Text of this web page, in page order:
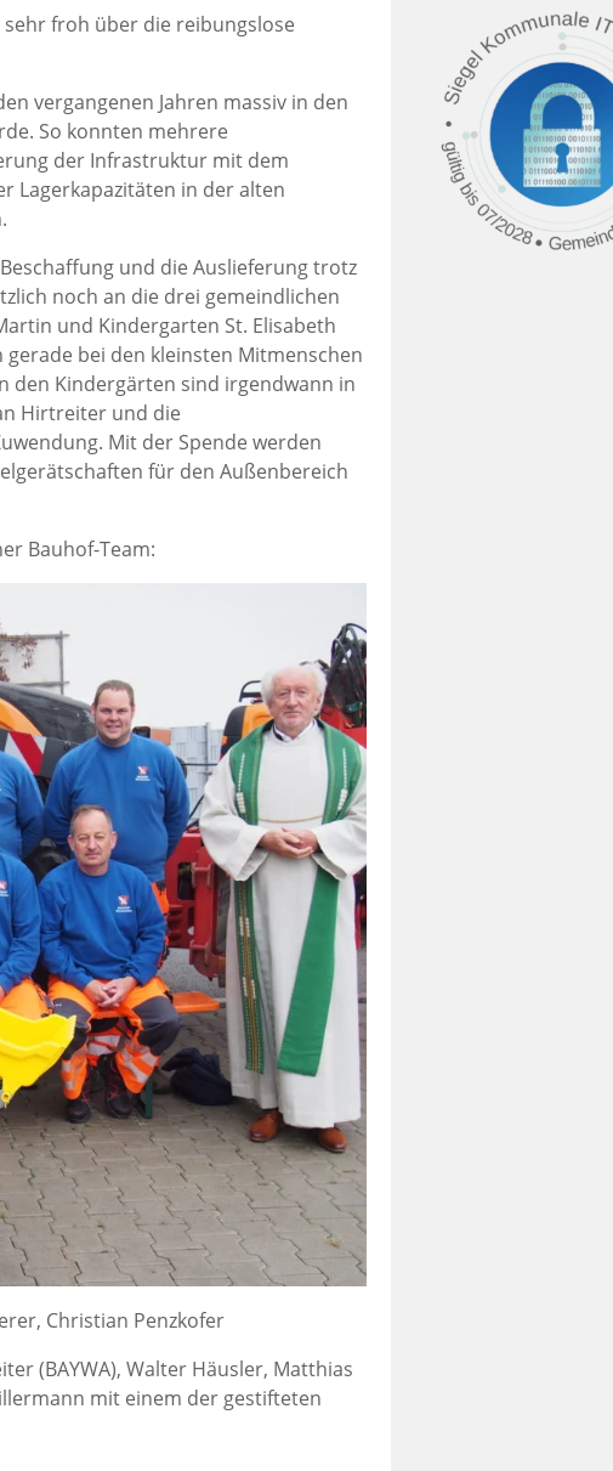
froh über die reibungslose
vergangenen Jahren massiv in den
So konnten mehrere
der Infrastruktur mit dem
Lagerkapazitäten in der alten
und die Auslieferung trotz
noch an die drei gemeindlichen
und Kindergarten St. Elisabeth
bei den kleinsten Mitmenschen
den Kindergärten sind irgendwann in
Hirtreiter und die
Mit der Spende werden
für den Außenbereich
Bauhof-Team:
Christian Penzkofer
(BAYWA), Walter Häusler, Matthias
mit einem der gestifteten